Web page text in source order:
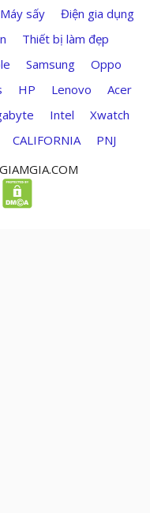
Máy sấy
Điện gia dụng
Thiết bị làm đẹp
Samsung
Oppo
HP Lenovo
Acer
Intel
Xwatch
CALIFORNIA
PNJ